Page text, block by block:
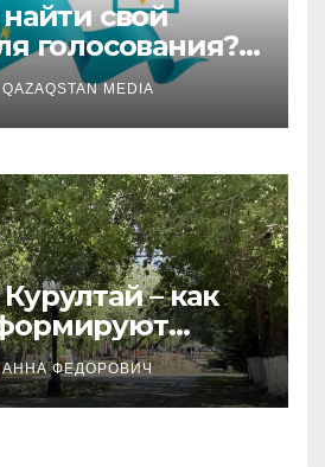
свой
голосования?
сервис
QAZAQSTAN MEDIA
– как
повестку
ФЕДОРОВИЧ